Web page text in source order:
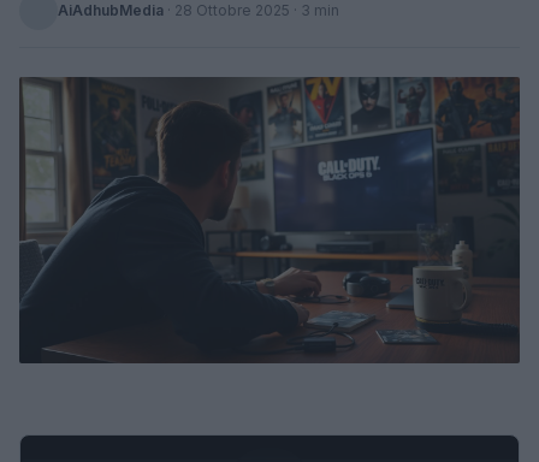
AiAdhubMedia · 28 Ottobre 2025 · 3 min